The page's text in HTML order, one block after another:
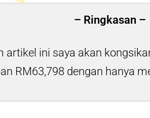
– Ringkasan –
artikel ini saya akan
RM63,798 dengan hanya